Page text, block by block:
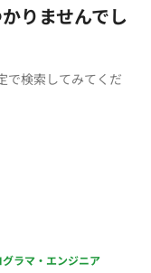
りませんでし
で検索してみてくだ
ラマ・エンジニア